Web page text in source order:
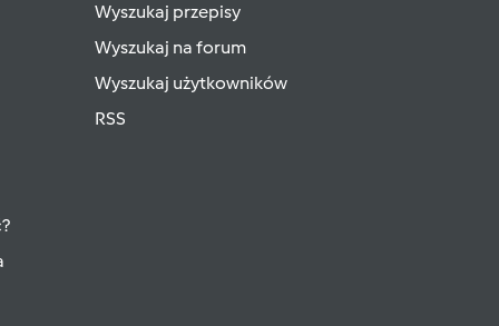
Wyszukaj przepisy
Wyszukaj na forum
Wyszukaj użytkowników
RSS